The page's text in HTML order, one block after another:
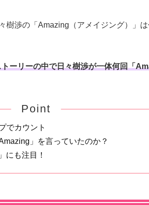
樹渉の「Amazing（アメイジング）」
ーリーの中で日々樹渉が一体何回「
Point
でカウント
」を言っていたのか？
にも注目！